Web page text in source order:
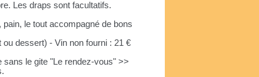
Les draps sont facultatifs.
le tout accompagné de bons
dessert) - Vin non fourni : 21 €
sans le gite "Le rendez-vous" >>